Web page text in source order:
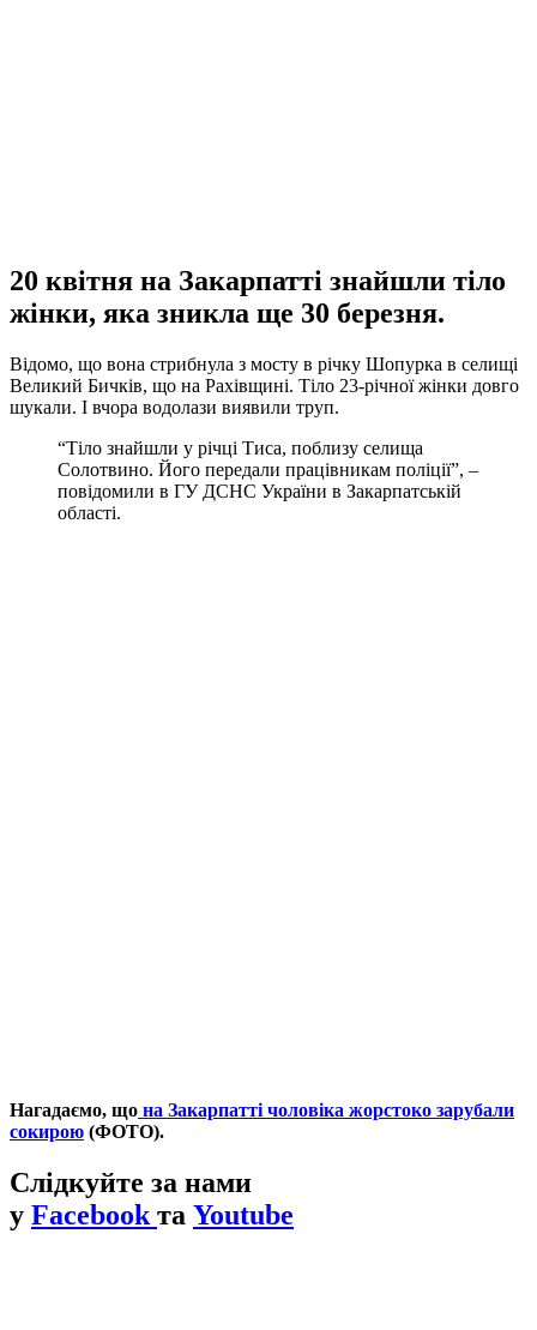
20 квітня на Закарпатті знайшли тіло
жінки, яка зникла ще 30 березня.
Відомо, що вона стрибнула з мосту в річку Шопурка в селищі
Великий Бичків, що на Рахівщині. Тіло 23-річної жінки довго
шукали. І вчора водолази виявили труп.
“Тіло знайшли у річці Тиса, поблизу селища
Солотвино. Його передали працівникам поліції”, –
повідомили в ГУ ДСНС України в Закарпатській
області.
Нагадаємо, що на Закарпатті чоловіка жорстоко зарубали
сокирою (ФОТО).
Слідкуйте за нами
у Facebook та Youtube